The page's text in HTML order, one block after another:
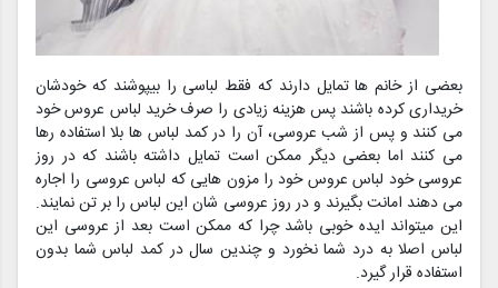
بعضی از خانم ها تمایل دارند که فقط لباسی را بیپوشند که خودشان
خریداری کرده باشند پس هزینه زیادی را صرف خرید لباس عروس خود
می کنند و پس از شب عروسی، آن را در کمد لباس ها بلا استفاده رها
می کنند اما بعضی دیگر ممکن است تمایل داشته باشند که در روز
عروسی خود لباس عروس خود را مزون هایی که لباس عروسی را اجاره
می دهند امانت بگیرند و در روز عروسی شان این لباس را بر تن نمایند.
این میتواند ایده خوبی باشد چرا که ممکن است بعد از عروسی این
لباس اصلا به درد شما نخورد و چندین سال در کمد لباس شما بدون
استفاده قرار گیرد.